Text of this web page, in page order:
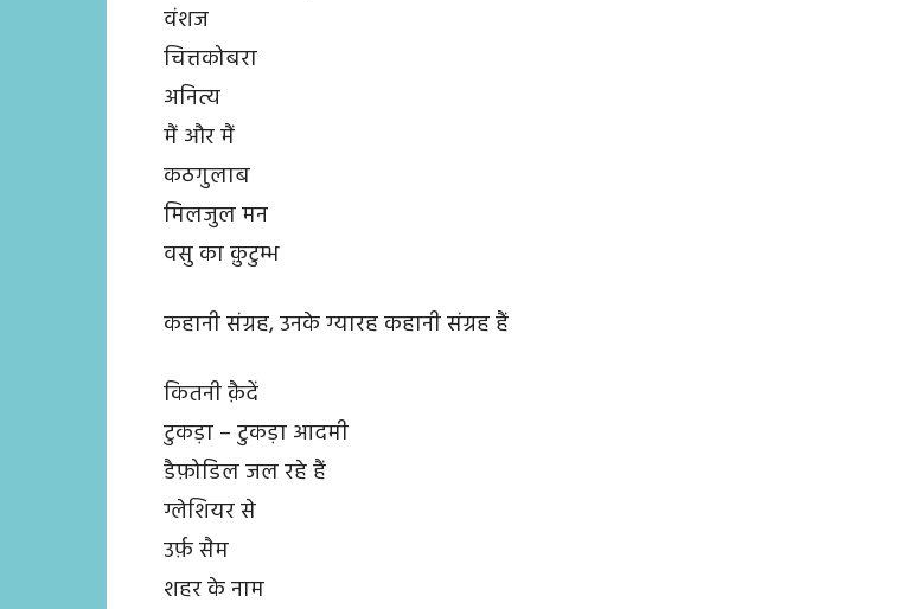
वंशज
चित्तकोबरा
अनित्य
मैं और मैं
कठगुलाब
मिलजुल मन
वसु का क़ुटुम्भ
कहानी संग्रह, उनके ग्यारह कहानी संग्रह हैं
कितनी क़ैदें
टुकड़ा – टुकड़ा आदमी
डैफ़ोडिल जल रहे हैं
ग्लेशियर से
उर्फ़ सैम
शहर के नाम